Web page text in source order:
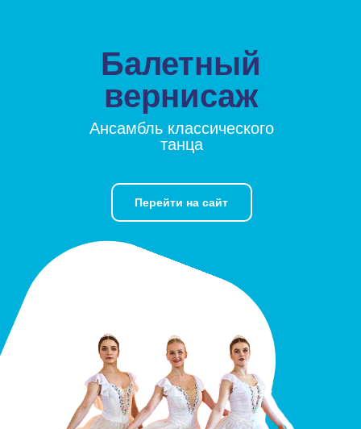
Балетный
вернисаж
Ансамбль классического
танца
Перейти на сайт